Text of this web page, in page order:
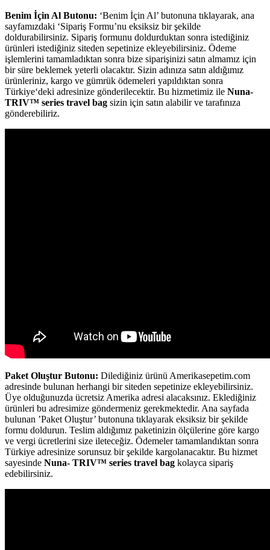
Benim İçin Al Butonu: ‘Benim İçin Al’ butonuna tıklayarak, ana
sayfamızdaki ‘Sipariş Formu’nu eksiksiz bir şekilde
doldurabilirsiniz. Sipariş formunu doldurduktan sonra istediğiniz
ürünleri istediğiniz siteden sepetinize ekleyebilirsiniz. Ödeme
işlemlerini tamamladıktan sonra bize siparişinizi satın almamız için
bir süre beklemek yeterli olacaktır. Sizin adınıza satın aldığımız
ürünleriniz, kargo ve gümrük ödemeleri yapıldıktan sonra
Türkiye‘deki adresinize gönderilecektir. Bu hizmetimiz ile Nuna-
TRIV™ series travel bag sizin için satın alabilir ve tarafınıza
gönderebiliriz.
Paket Oluştur Butonu: Dilediğiniz ürünü Amerikasepetim.com
adresinde bulunan herhangi bir siteden sepetinize ekleyebilirsiniz.
Üye olduğunuzda ücretsiz Amerika adresi alacaksınız. Eklediğiniz
ürünleri bu adresimize göndermeniz gerekmektedir. Ana sayfada
bulunan ’Paket Oluştur’ butonuna tıklayarak eksiksiz bir şekilde
formu doldurun. Teslim aldığımız paketinizin ölçülerine göre kargo
ve vergi ücretlerini size ileteceğiz. Ödemeler tamamlandıktan sonra
Türkiye adresinize sorunsuz bir şekilde kargolanacaktır. Bu hizmet
sayesinde Nuna- TRIV™ series travel bag kolayca sipariş
edebilirsiniz.